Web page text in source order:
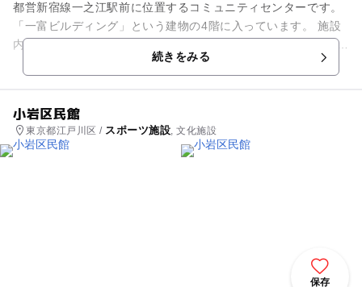
都営新宿線一之江駅前に位置するコミュニティセンターです。
「一富ビルディング」という建物の4階に入っています。 施設
内には、200名が収容できるスポーツルーム（381平米）、会議
続きをみる
小岩区民館
東京都江戸川区 / スポーツ施設, 文化施設
保存